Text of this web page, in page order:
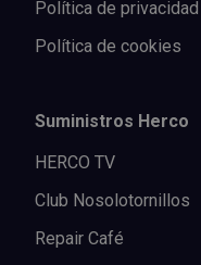
Política de privacidad
Política de cookies
Suministros Herco
HERCO TV
Club Nosolotornillos
Repair Café